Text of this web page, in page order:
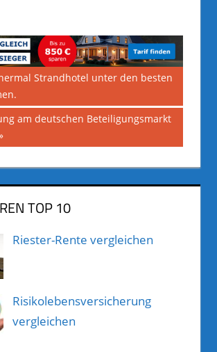
Strandhotel unter den besten
am deutschen Beteiligungsmarkt
TOP 10
Riester-Rente vergleichen
Risikolebensversicherung
vergleichen